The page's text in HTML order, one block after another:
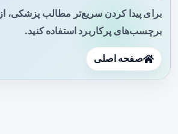
برای پیدا کردن سریع‌تر مطالب پزشکی،
برچسب‌های پرکاربرد استفاده کنید.
صفحه اصلی